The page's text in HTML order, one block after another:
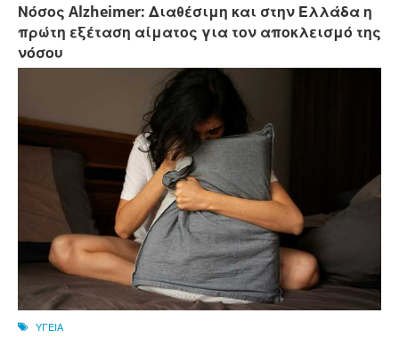
Νόσος Alzheimer: Διαθέσιμη και στην Ελλάδα η
πρώτη εξέταση αίματος για τον αποκλεισμό της
νόσου
ΥΓΕΙΑ